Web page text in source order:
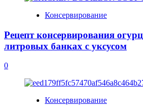
Консервирование
Рецепт консервирования
литровых банках с уксусом
0
Консервирование